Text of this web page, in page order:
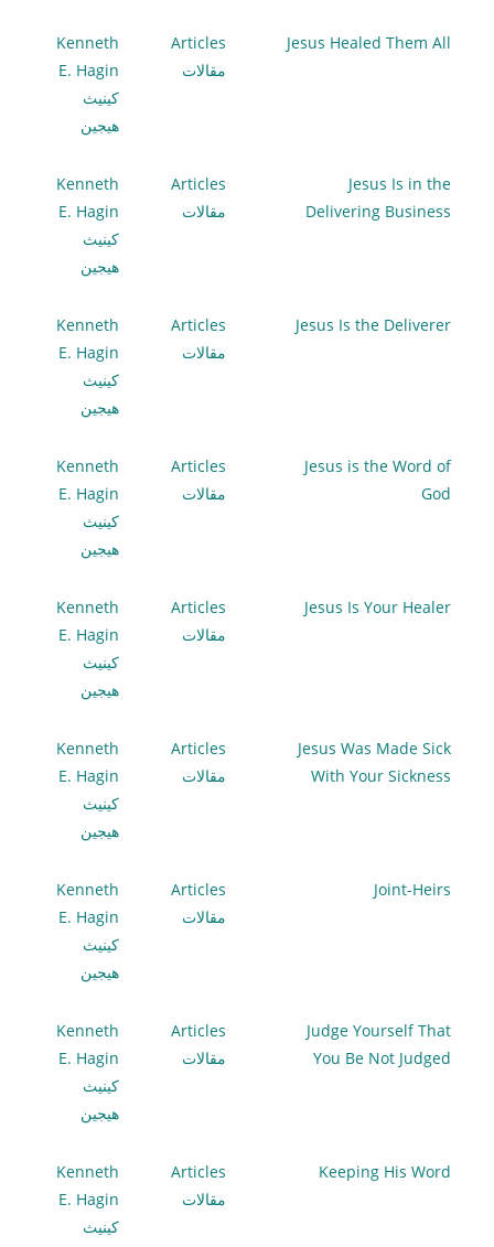
Jesus Healed Them All
Articles
مقالات
Kenneth
E. Hagin
كينيث
هيجين
Jesus Is in the
Delivering Business
Articles
مقالات
Kenneth
E. Hagin
كينيث
هيجين
Jesus Is the Deliverer
Articles
مقالات
Kenneth
E. Hagin
كينيث
هيجين
Jesus is the Word of
God
Articles
مقالات
Kenneth
E. Hagin
كينيث
هيجين
Jesus Is Your Healer
Articles
مقالات
Kenneth
E. Hagin
كينيث
هيجين
Jesus Was Made Sick
With Your Sickness
Articles
مقالات
Kenneth
E. Hagin
كينيث
هيجين
Joint-Heirs
Articles
مقالات
Kenneth
E. Hagin
كينيث
هيجين
Judge Yourself That
You Be Not Judged
Articles
مقالات
Kenneth
E. Hagin
كينيث
هيجين
Keeping His Word
Articles
مقالات
Kenneth
E. Hagin
كينيث